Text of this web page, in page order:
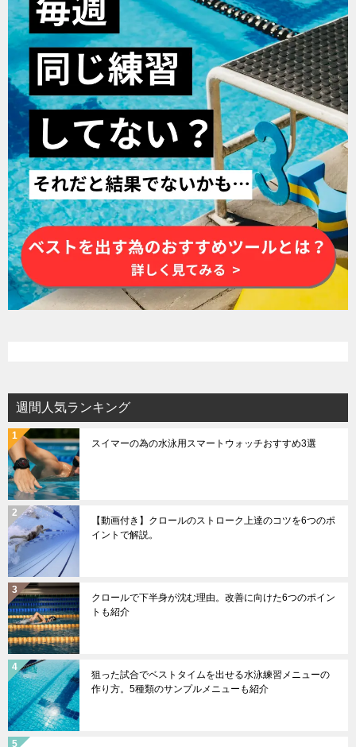
週間人気ランキング
スイマーの為の水泳用スマートウォッチおすすめ3選
【動画付き】クロールのストローク上達のコツを6つのポ
イントで解説。
クロールで下半身が沈む理由。改善に向けた6つのポイン
トも紹介
狙った試合でベストタイムを出せる水泳練習メニューの
作り方。5種類のサンプルメニューも紹介